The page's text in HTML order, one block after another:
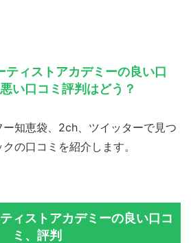
ティストアカデミーの良い口
い口コミ評判はどう？
知恵袋、2ch、ツイッターで見つ
の口コミを紹介します。
ィストアカデミーの良い口コ
ミ、評判